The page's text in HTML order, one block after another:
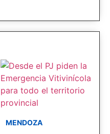
MENDOZA